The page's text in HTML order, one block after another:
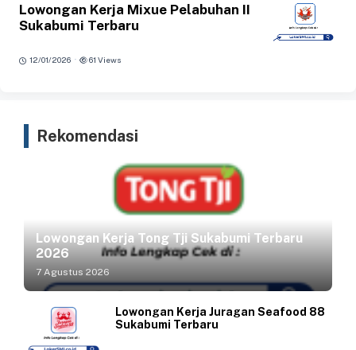
Lowongan Kerja Mixue Pelabuhan II
Sukabumi Terbaru
12/01/2026 · 61 Views
Rekomendasi
Lowongan Kerja Tong Tji Sukabumi Terbaru
2026
7 Agustus 2026
Lowongan Kerja Juragan Seafood 88
Sukabumi Terbaru